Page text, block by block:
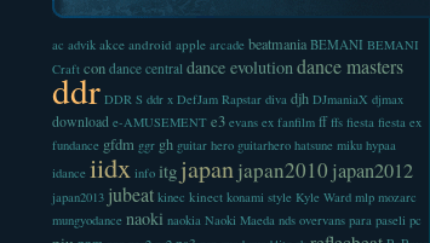
ac advik akce android apple arcade beatmania BEMANI BEMANI
Craft con dance central dance evolutiondance masters
ddr DDR S ddr x DefJam Rapstar diva djh DJmaniaX djmax
download e-AMUSEMENT e3 evans ex fanfilm ff ffs fiesta fiesta ex
fundance gfdm ggr gh guitar hero guitarhero hatsune miku hypaa
idance iidx info itg japanjapan2010 japan2012
japan2013 jubeat kinec kinect konami style Kyle Ward mlp mozarc
mungyodance naoki naokia Naoki Maeda nds overvans para paseli pc